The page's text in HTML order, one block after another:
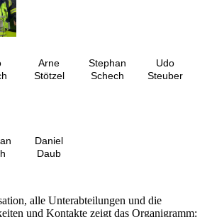
Arne
Stötzel
Stephan
Schech
Udo
Steuber
Daniel
Daub
alle Unterabteilungen und die
und Kontakte zeigt das Organigramm: